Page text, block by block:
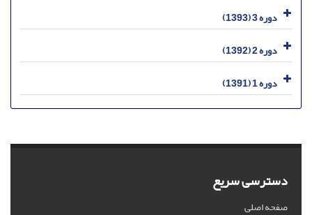
دوره 3 (1393)
دوره 2 (1392)
دوره 1 (1391)
دسترسی سریع
صفحه اصلی